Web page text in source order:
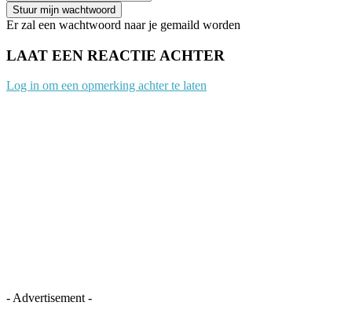
Er zal een wachtwoord naar je gemaild worden
LAAT EEN REACTIE ACHTER
Log in om een opmerking achter te laten
- Advertisement -